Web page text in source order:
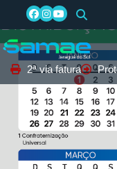
2ª via fatura